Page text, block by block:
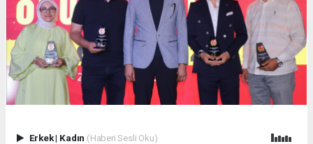
Erkek| Kadın (Haberi Sesli Oku)